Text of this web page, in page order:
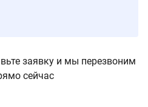
заявку и мы перезвоним
сейчас